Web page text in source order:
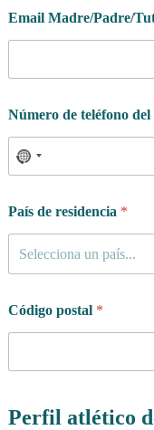
Email Madre/Padre/
Número de teléfono
País de residencia *
Selecciona un país...
Código postal *
Perfil atlético